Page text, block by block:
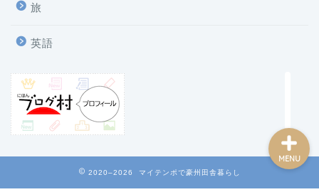
旅
英語
2020–2026 マイテンポで豪州田舎暮らし
MENU